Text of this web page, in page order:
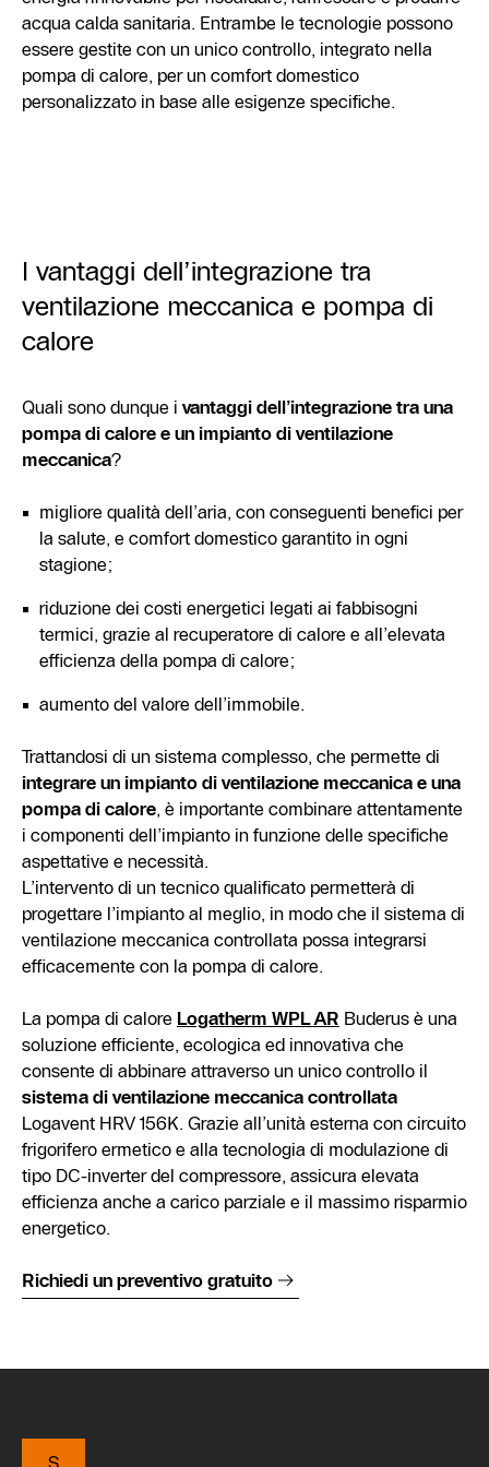
acqua calda sanitaria. Entrambe le tecnologie possono
essere gestite con un unico controllo, integrato nella
pompa di calore, per un comfort domestico
personalizzato in base alle esigenze specifiche.
I vantaggi dell’integrazione tra
ventilazione meccanica e pompa di
calore
Quali sono dunque i vantaggi dell’integrazione tra una
pompa di calore e un impianto di ventilazione
meccanica?
migliore qualità dell’aria, con conseguenti benefici per
la salute, e comfort domestico garantito in ogni
stagione;
riduzione dei costi energetici legati ai fabbisogni
termici, grazie al recuperatore di calore e all’elevata
efficienza della pompa di calore;
aumento del valore dell’immobile.
Trattandosi di un sistema complesso, che permette di
integrare un impianto di ventilazione meccanica e una
pompa di calore, è importante combinare attentamente
i componenti dell’impianto in funzione delle specifiche
aspettative e necessità.
L’intervento di un tecnico qualificato permetterà di
progettare l’impianto al meglio, in modo che il sistema di
ventilazione meccanica controllata possa integrarsi
efficacemente con la pompa di calore.
La pompa di calore Logatherm WPL AR Buderus è una
soluzione efficiente, ecologica ed innovativa che
consente di abbinare attraverso un unico controllo il
sistema di ventilazione meccanica controllata
Logavent HRV 156K. Grazie all’unità esterna con circuito
frigorifero ermetico e alla tecnologia di modulazione di
tipo DC-inverter del compressore, assicura elevata
efficienza anche a carico parziale e il massimo risparmio
energetico.
Richiedi un preventivo gratuito
S